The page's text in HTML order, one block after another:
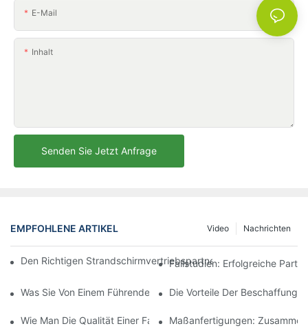
E-Mail
Inhalt
Senden Sie Jetzt Anfrage
EMPFOHLENE ARTIKEL Nachrichten
Video
Den Richtigen Strandschirmvertriebspartner Für Ihre
Fallstudien: Erfolgreiche
Was Sie Von Einem Führenden Hersteller Von Outdoor-
Die Vorteile Der Beschaffung
Wie Man Die Qualität Einer Fabrik Für Outdoor-Loungesessel
Maßanfertigungen: